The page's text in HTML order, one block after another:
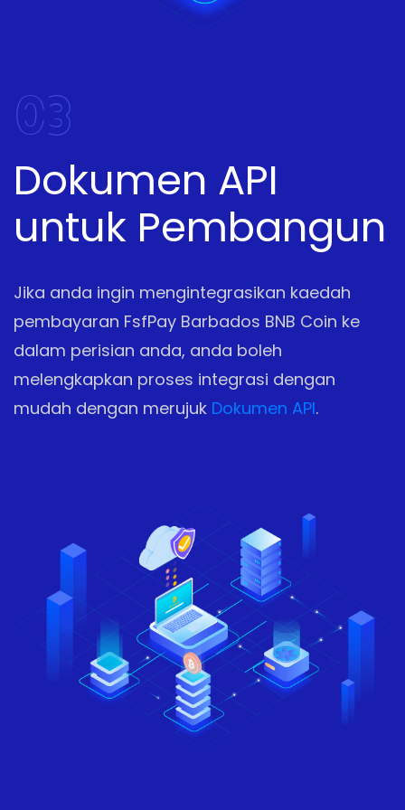
03
Dokumen API
untuk Pembangun
Jika anda ingin mengintegrasikan kaedah
pembayaran FsfPay Barbados BNB Coin ke
dalam perisian anda, anda boleh
melengkapkan proses integrasi dengan
mudah dengan merujuk Dokumen API.